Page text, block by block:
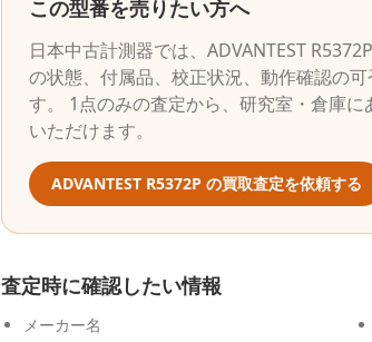
この型番を売りたい方へ
日本中古計測器では、 ADVANTEST R5372P
の状態、付属品、校正状況、動作確認の
す。 1点のみの査定から、研究室・倉庫
いただけます。
ADVANTEST R5372P の買取査定を依頼する
査定時に確認したい情報
メーカー名